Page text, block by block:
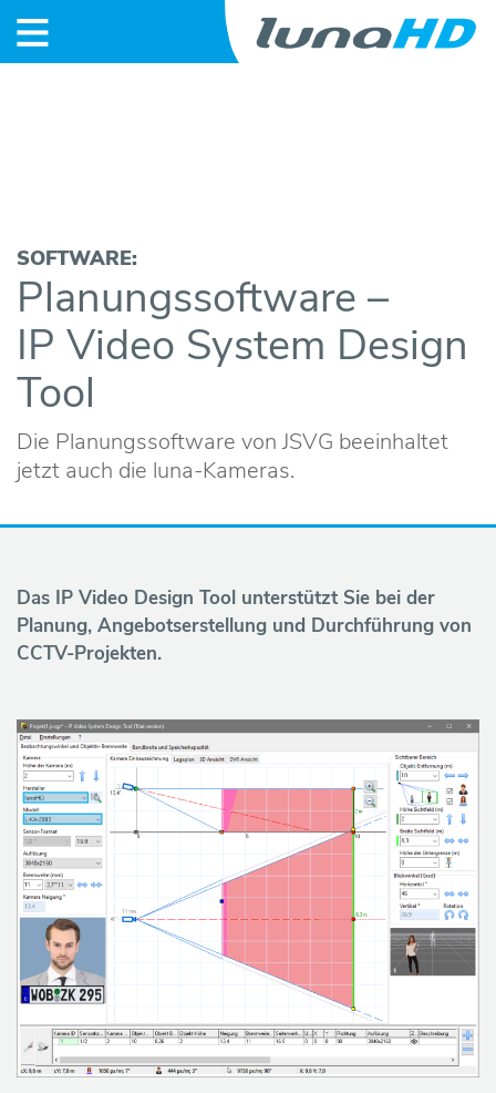
SOFTWARE:
Planungssoftware –
IP Video System Design
Tool
Die Planungssoftware von JSVG beeinhaltet
jetzt auch die luna-Kameras.
Das IP Video Design Tool unterstützt Sie bei der
Planung, Angebotserstellung und Durchführung von
CCTV-Projekten.
t
N
w
r
o
u
k
t
H
n